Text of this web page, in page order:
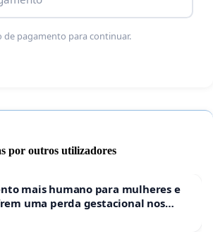
ao convívio familiar e a
dignas.
à invisibilidade e à negligência
de pagamento para continuar.
por outros utilizadores
mais humano para mulheres e
uma perda gestacional nos